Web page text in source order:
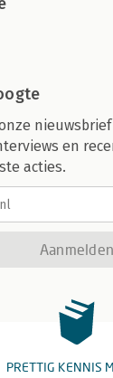
en
acties.
Aanmelden
PRETTIG KENNIS